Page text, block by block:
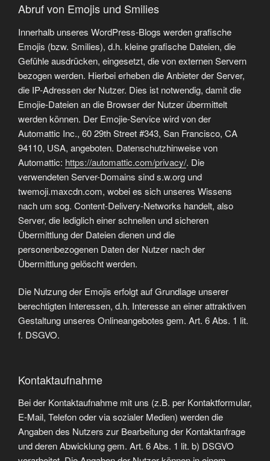
Abruf von Emojis und Smilies
Innerhalb unseres WordPress-Blogs werden grafische
Emojis (bzw. Smilies), d.h. kleine grafische Dateien, die
Gefühle ausdrücken, eingesetzt, die von externen Servern
bezogen werden. Hierbei erheben die Anbieter der Server,
die IP-Adressen der Nutzer. Dies ist notwendig, damit die
Emojie-Dateien an die Browser der Nutzer übermittelt
werden können. Der Emojie-Service wird von der
Automattic Inc., 60 29th Street #343, San Francisco, CA
94110, USA, angeboten. Datenschutzhinweise von
Automattic: https://automattic.com/privacy/. Die
verwendeten Server-Domains sind s.w.org und
twemoji.maxcdn.com, wobei es sich unseres Wissens
nach um sog. Content-Delivery-Networks handelt, also
Server, die lediglich einer schnellen und sicheren
Übermittlung der Dateien dienen und die
personenbezogenen Daten der Nutzer nach der
Übermittlung gelöscht werden.
Die Nutzung der Emojis erfolgt auf Grundlage unserer
berechtigten Interessen, d.h. Interesse an einer attraktiven
Gestaltung unseres Onlineangebotes gem. Art. 6 Abs. 1 lit.
f. DSGVO.
Kontaktaufnahme
Bei der Kontaktaufnahme mit uns (z.B. per Kontaktformular,
E-Mail, Telefon oder via sozialer Medien) werden die
Angaben des Nutzers zur Bearbeitung der Kontaktanfrage
und deren Abwicklung gem. Art. 6 Abs. 1 lit. b) DSGVO